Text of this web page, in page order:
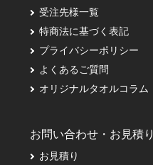
受注先様一覧
特商法に基づく表記
プライバシーポリシー
よくあるご質問
オリジナルタオルコラム
お問い合わせ・お見積り
お見積り